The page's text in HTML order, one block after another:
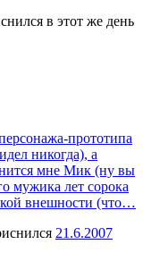
в этот же день
прототипа
никогда), а
мне Мик (ну вы
мужика лет сорока
внешности (что…
21.6.2007